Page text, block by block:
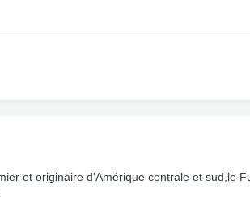
et originaire d'Amérique centrale et sud,le